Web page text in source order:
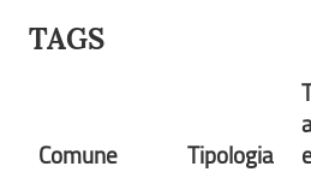
TAGS
Comune Tipologia